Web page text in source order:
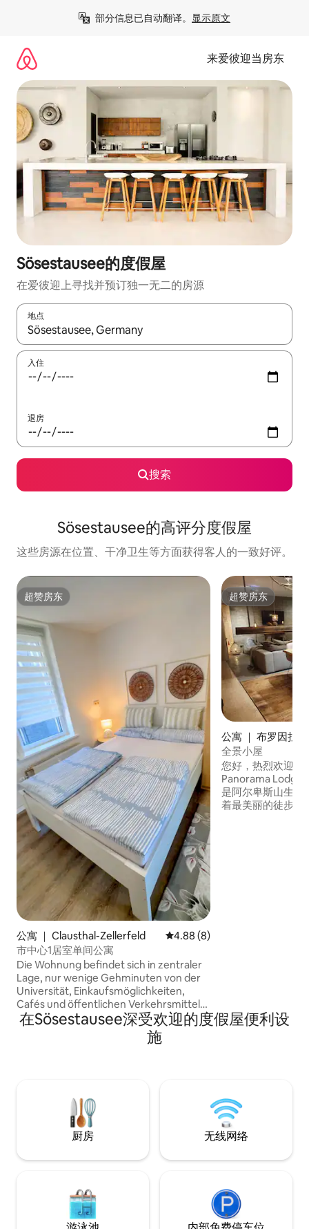
部分信息已自动翻译。 显示原文
来爱彼迎当房东
Sösestausee的度假屋
在爱彼迎上寻找并预订独一无二的房源
地点
如有搜索结果，请使用上下方向键查看，或通过点击或滑动手势
入住
退房
搜索
Sösestausee的高评分度假屋
这些房源在位置、干净卫生等方面获得客人的一致好评。
超赞房东
超赞房东
公寓 ｜ Clausthal-Zellerfeld 平均评分 4.88 分（满分 5 分）
4.88 (8)
市中心1居室单间公寓
Die Wohnung befindet sich in zentraler
Lage, nur wenige Gehminuten von der
Universität, Einkaufsmöglichkeiten,
Cafés und öffentlichen Verkehrsmitteln
entfernt. Ideal für Studierende oder
Einzelpersonen. Ausstattung: • Heller
und gut geschnittener Wohn- und
Wohnung ist bezugsfertig. Für weitere
Informationen oder einen
Besichtigungstermin können Sie gerne
Kontakt aufnehmen.
超赞房东
超赞房东
公寓 ｜ 布罗因拉
e)
全景小屋
您好，热烈欢迎您
Panorama Lodge
是阿尔卑斯山生活
着最美丽的徒步道
在Sösestausee深受欢迎的度假屋便利设
施
厨房 无线网络